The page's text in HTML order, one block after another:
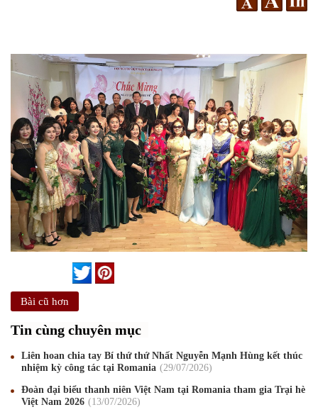
Bài cũ hơn
Tin cùng chuyên mục
Liên hoan chia tay Bí thứ thứ Nhất Nguyễn Mạnh Hùng kết thúc
nhiệm kỳ công tác tại Romania
29/07/2026
Đoàn đại biểu thanh niên Việt Nam tại Romania tham gia Trại hè
Việt Nam 2026
13/07/2026